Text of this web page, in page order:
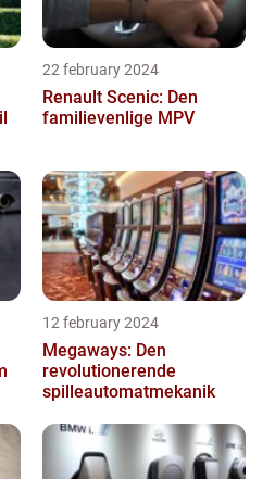
22 february 2024
Renault Scenic: Den
familievenlige MPV
12 february 2024
Megaways: Den
revolutionerende
spilleautomatmekanik